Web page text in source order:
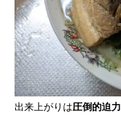
出来上がりは圧倒的迫力